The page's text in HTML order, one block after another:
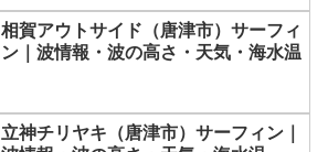
相賀アウトサイド（唐津市）サーフィ
ン｜波情報・波の高さ・天気・海水温
立神チリヤキ（唐津市）サーフィン｜